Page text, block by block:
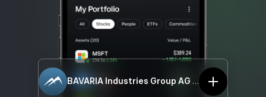
BAVARIA Industries Group AG B8A.DE